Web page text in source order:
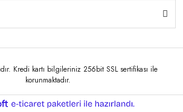
Kredi kartı bilgileriniz 256bit SSL sertifikası ile
korunmaktadır.
ideasoft
e-